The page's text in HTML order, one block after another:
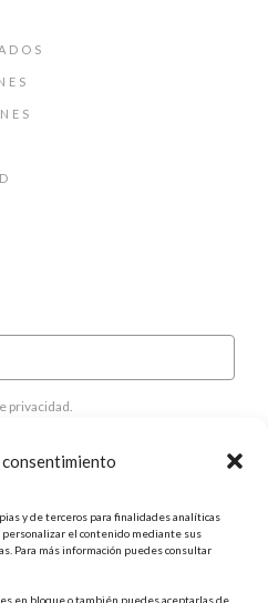
y de terceros para finalidades analíticas
el contenido mediante sus
Para más información puedes consultar
en bloque o también puedes aceptarlas de
privacidad.